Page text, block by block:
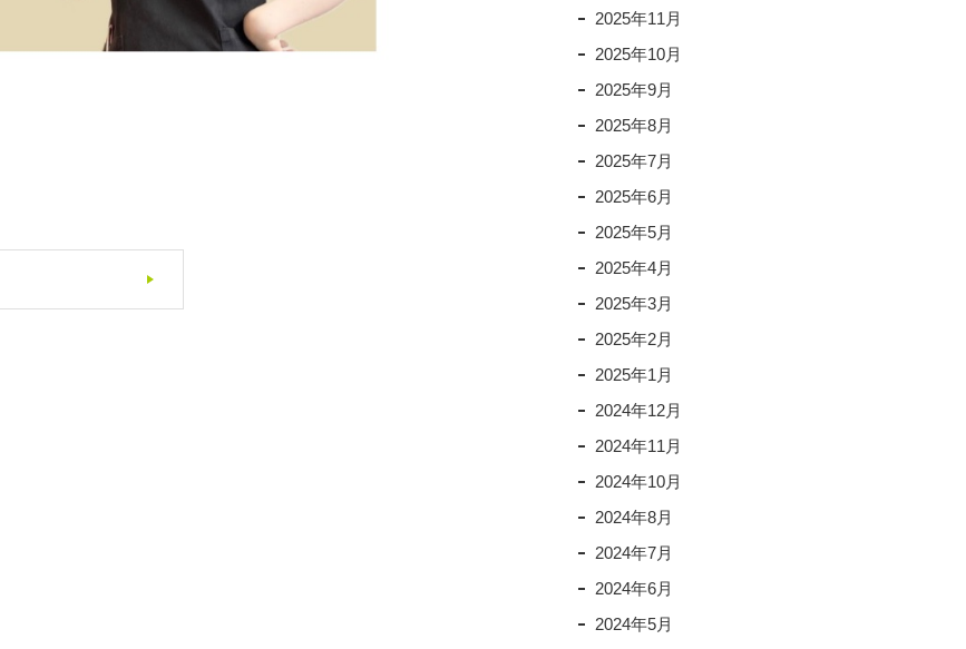
2025年11月
2025年10月
2025年9月
2025年8月
2025年7月
2025年6月
2025年5月
2025年4月
2025年3月
2025年2月
2025年1月
2024年12月
2024年11月
2024年10月
2024年8月
2024年7月
2024年6月
2024年5月